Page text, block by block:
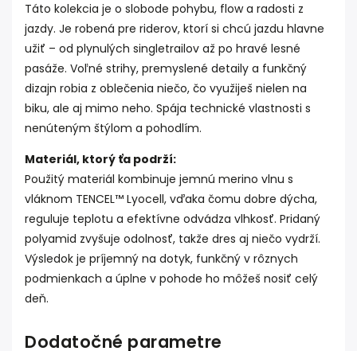
Táto kolekcia je o slobode pohybu, flow a radosti z
jazdy. Je robená pre riderov, ktorí si chcú jazdu hlavne
užiť – od plynulých singletrailov až po hravé lesné
pasáže. Voľné strihy, premyslené detaily a funkčný
dizajn robia z oblečenia niečo, čo využiješ nielen na
biku, ale aj mimo neho. Spája technické vlastnosti s
nenúteným štýlom a pohodlím.
Materiál, ktorý ťa podrží:
Použitý materiál kombinuje jemnú merino vlnu s
vláknom TENCEL™ Lyocell, vďaka čomu dobre dýcha,
reguluje teplotu a efektívne odvádza vlhkosť. Pridaný
polyamid zvyšuje odolnosť, takže dres aj niečo vydrží.
Výsledok je príjemný na dotyk, funkčný v rôznych
podmienkach a úplne v pohode ho môžeš nosiť celý
deň.
Dodatočné parametre